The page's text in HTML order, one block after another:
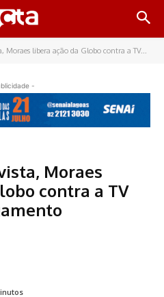
Moraes libera ação da Globo contra a TV...
-
Moraes
contra a TV